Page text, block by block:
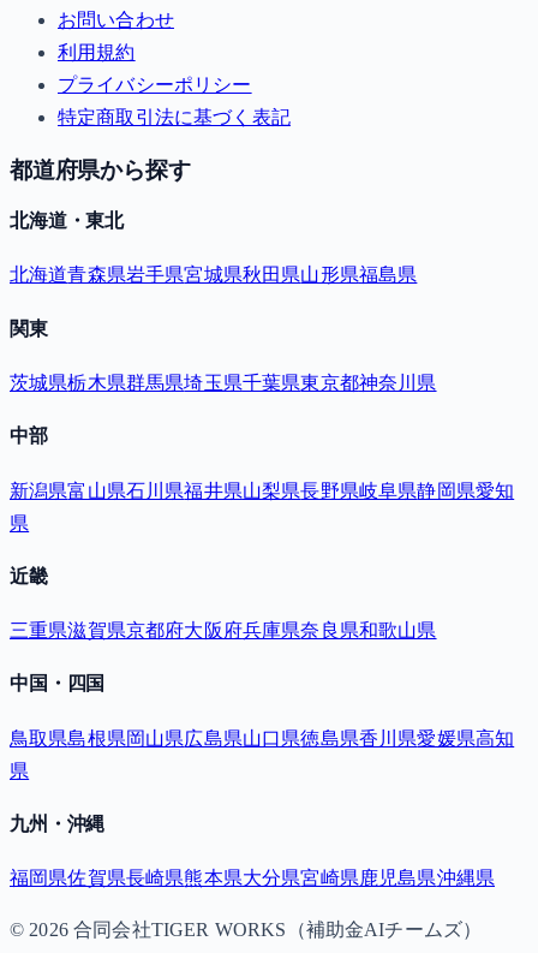
お問い合わせ
利用規約
プライバシーポリシー
特定商取引法に基づく表記
都道府県から探す
北海道・東北
北海道青森県岩手県宮城県秋田県山形県福島県
関東
茨城県栃木県群馬県埼玉県千葉県東京都神奈川県
中部
新潟県富山県石川県福井県山梨県長野県岐阜県静岡県愛知
県
近畿
三重県滋賀県京都府大阪府兵庫県奈良県和歌山県
中国・四国
鳥取県島根県岡山県広島県山口県徳島県香川県愛媛県高知
県
九州・沖縄
福岡県佐賀県長崎県熊本県大分県宮崎県鹿児島県沖縄県
© 2026合同会社TIGER WORKS（補助金AIチームズ）